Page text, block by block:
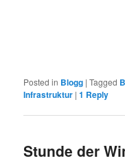
Posted in Blogg |Tagged
Infrastruktur |1 Reply
Stunde der